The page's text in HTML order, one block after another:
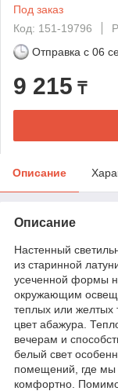
Под заказ
Код: 151-19796
Отправка с 06
9 215 ₸
Описание
Описание
Настенный
из старинной
усеченной формы
окружающим
теплых или желтых
цвет абажура.
вечерам и
белый свет
помещений, где мы
комфортно. Помимо